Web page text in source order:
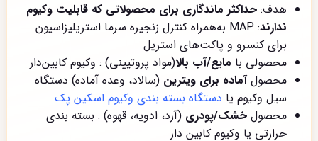
هدف: حداکثر ماندگاری برای محصولاتی که قابلیت وکیوم
ندارند
: MAP به‌همراه کنترل زنجیره سرما استریلیزاسیون
برای کنسرو و پاکت‌های استریل
محصولی با مایع/آب بالا(مواد پروتیینی) : وکیوم کابین‌دار
محصولآماده برای ویترین (سالاد، وعده آماده) دستگاه
سیل وکیوم یا دستگاه بسته بندی وکیوم اسکین پک
محصول خشک/پودری (آرد، ادویه، قهوه) : بسته بندی
حرارتی یا وکیوم کابین دار